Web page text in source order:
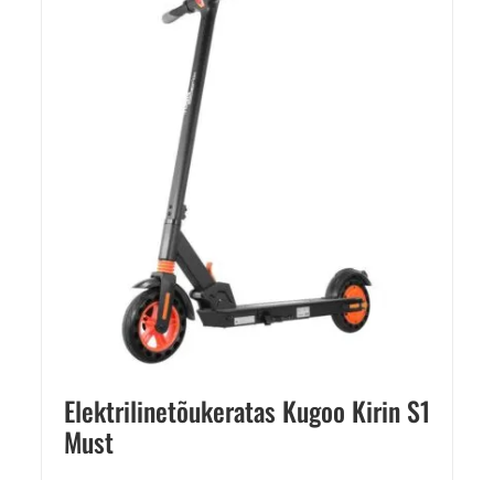
Elektrilinetõukeratas Kugoo Kirin S1
Must